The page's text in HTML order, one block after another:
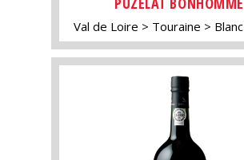
Val de Loire Touraine Blanc